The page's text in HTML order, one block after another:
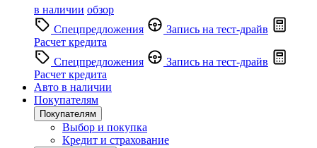
в наличии обзор
Спецпредложения
Запись на тест-драйв
Расчет кредита
Спецпредложения
Запись на тест-драйв
Расчет кредита
Авто в наличии
Покупателям
Покупателям
Выбор и покупка
Кредит и страхование